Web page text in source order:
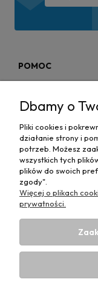
POMOC
MAPA STRONY
INFORMACJE
Hurtownia
50e, 44-
Dbamy o
Pliki cookies i
działanie strony i
potrzeb. Możesz
wszystkich tych
plików do swoich
zgody".
Więcej o plikach
prywatności.